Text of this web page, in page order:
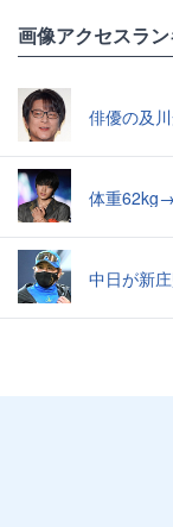
画像アクセスラ
俳優の及
体重
中日が新